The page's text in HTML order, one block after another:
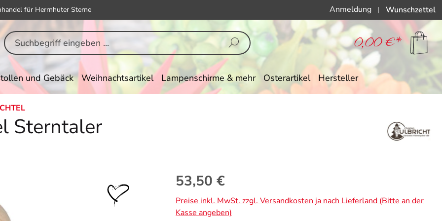
für Herrnhuter Sterne Anmeldung | Wunschzettel
0,00 €*
und Gebäck Weihnachtsartikel Lampenschirme & mehr Osterartikel Hersteller
Sterntaler
Regulärer Preis:
53,50 €
Preise inkl. MwSt. zzgl. Versandkosten ja nach Lieferland (Bitte an der
Kasse angeben)